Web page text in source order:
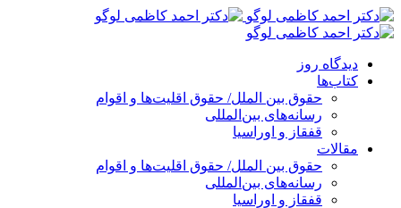
پرش
به
دیدگاه روز
کتاب‌ها
حقوق بین الملل/ حقوق اقلیت‌ها و اقوام
رسانه‌های بین‌المللی
قفقاز و اوراسیا
مقالات
حقوق بین الملل/ حقوق اقلیت‌ها و اقوام
رسانه‌های بین‌المللی
قفقاز و اوراسیا